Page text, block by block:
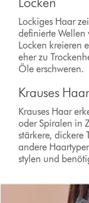
Lockiges Haar
definierte Wellen
Locken kreieren
eher zu
Öle erschweren.
Krauses Haar
Krauses Haar
oder Spiralen in
stärkere, dickere
andere
stylen und